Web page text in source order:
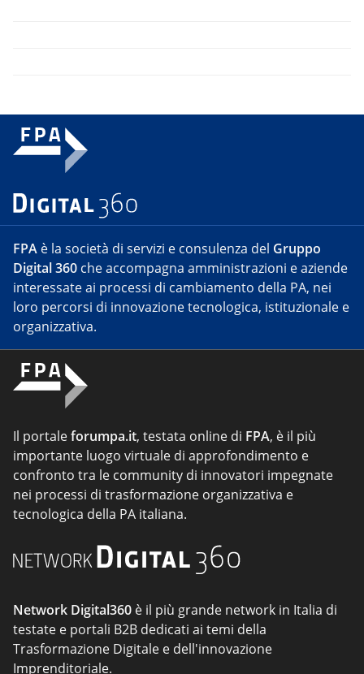
FPA è la società di servizi e consulenza del Gruppo
Digital 360 che accompagna amministrazioni e aziende
interessate ai processi di cambiamento della PA, nei
loro percorsi di innovazione tecnologica, istituzionale e
organizzativa.
Il portaleforumpa.it, testata online di FPA, è il più
importante luogo virtuale di approfondimento e
confronto tra le community di innovatori impegnate
nei processi di trasformazione organizzativa e
tecnologica della PA italiana.
Network Digital360 è il più grande network in Italia di
testate e portali B2B dedicati ai temi della
Trasformazione Digitale e dell'innovazione
Imprenditoriale.